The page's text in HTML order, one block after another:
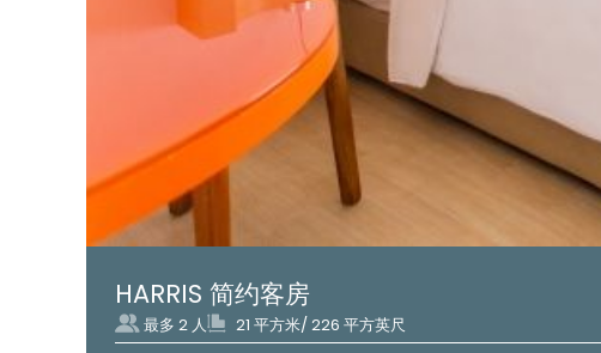
HARRIS 简约客房
最多 2 人 21 平方米/ 226 平方英尺